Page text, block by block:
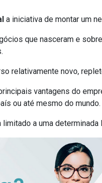
a iniciativa de montar um
que nasceram e
relativamente novo,
vantagens do
ou até mesmo do mundo.
a uma